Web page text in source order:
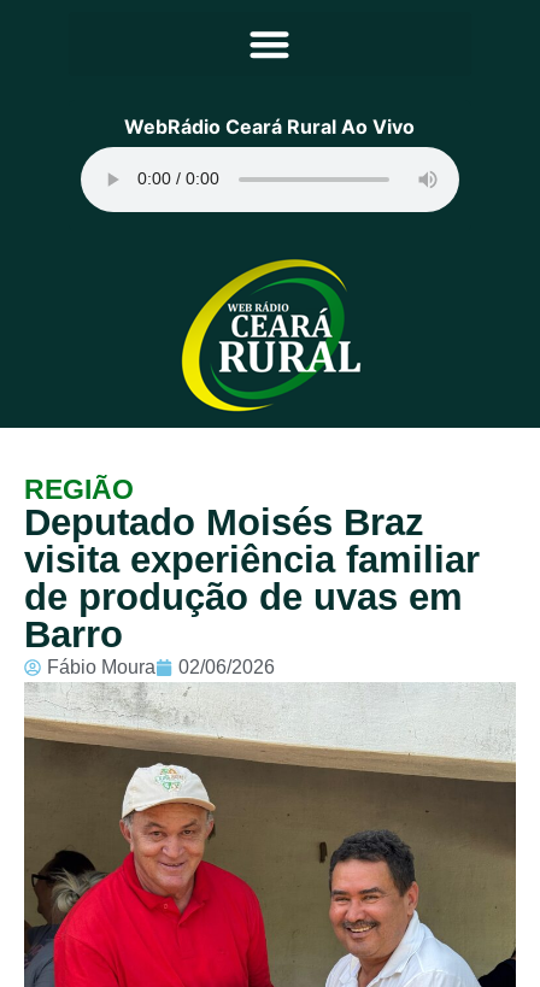
Principal
Programação
Equipe
Contato
Sobre
WebRádio Ceará Rural Ao Vivo
REGIÃO
Deputado Moisés Braz
visita experiência familiar
de produção de uvas em
Barro
Fábio Moura 02/06/2026